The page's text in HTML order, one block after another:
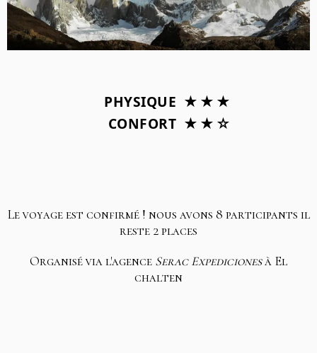
PHYSIQUE ★★★
CONFORT ★★☆
Le voyage est confirmé ! nous avons 8 participants il
reste 2 places
Organisé via l'agence Serac Expedicionesà El
chalten